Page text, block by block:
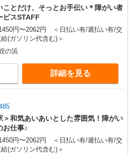
ことだけ、そっとお手伝い＊障がい者
ビスSTAFF
円〜2062円 ＜日払い有/週払い有/交
(ガソリン代含む)＞
の浜
詳細を見る
＞和気あいあいとした雰囲気！障がい
お仕事♪
円〜2062円 ＜日払い有/週払い有/交
(ガソリン代含む)＞